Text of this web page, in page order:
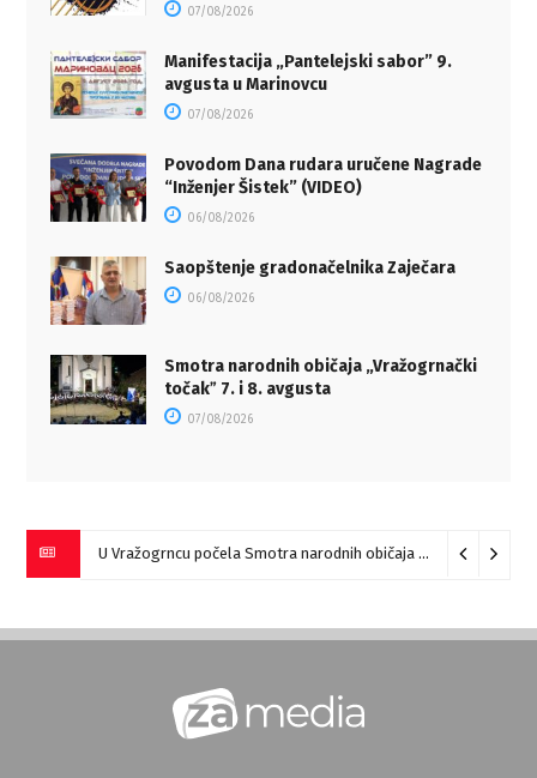
07/08/2026
Manifestacija „Pantelejski sabor” 9.
avgusta u Marinovcu
07/08/2026
Povodom Dana rudara uručene Nagrade
“Inženjer Šistek” (VIDEO)
06/08/2026
Saopštenje gradonačelnika Zaječara
06/08/2026
Smotra narodnih običaja „Vražogrnački
točakˮ 7. i 8. avgusta
07/08/2026
U Vražogrncu počela Smotra narodnih običaja „Vražogrnački točak“